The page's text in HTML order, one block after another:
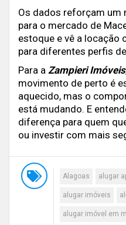
Os dados reforçam um
para o mercado de
estoque e vê a locação
para diferentes perfis
Para a Zampieri Imóveis
movimento de perto é
aquecido, mas o
está mudando. E
diferença para quem
ou investir com mais
Alagoas alugar
alugar imóveis
alugar imóvel em